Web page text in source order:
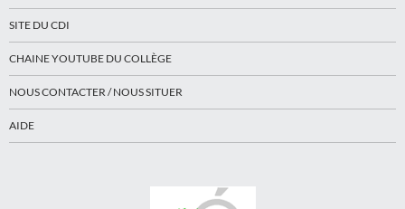
SITE DU CDI
CHAINE YOUTUBE DU COLLÈGE
NOUS CONTACTER / NOUS SITUER
AIDE